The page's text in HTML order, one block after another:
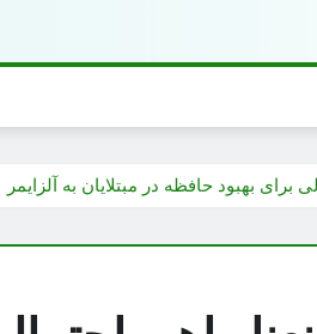
برای بهبود حافظه در مبتلایان به آلزایمر